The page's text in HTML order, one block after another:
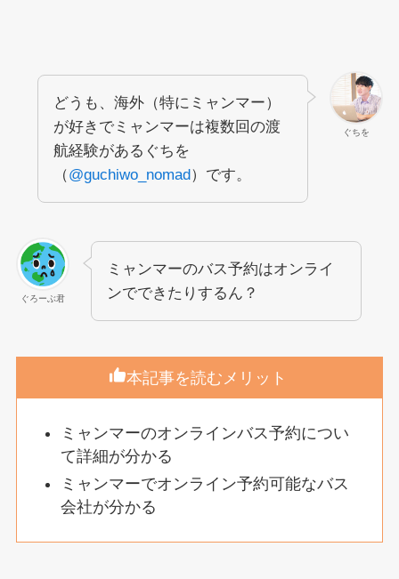
ぐちを
どうも、海外（特にミャンマー）
が好きでミャンマーは複数回の渡
航経験があるぐちを
（@guchiwo_nomad）です。
ぐろーぶ君
ミャンマーのバス予約はオンライ
ンでできたりするん？
本記事を読むメリット
ミャンマーのオンラインバス予約につい
て詳細が分かる
ミャンマーでオンライン予約可能なバス
会社が分かる